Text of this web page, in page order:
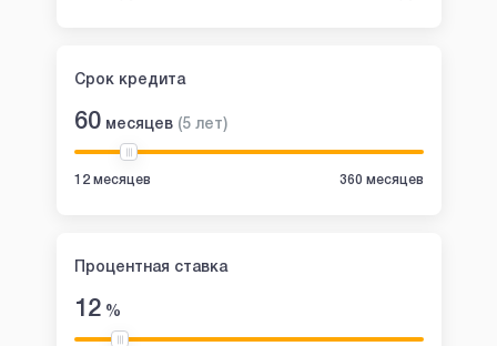
Срок кредита
60 месяцев (5 лет)
12 месяцев 360 месяцев
Процентная ставка
12%